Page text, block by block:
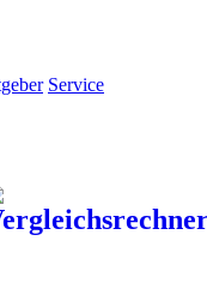
Service